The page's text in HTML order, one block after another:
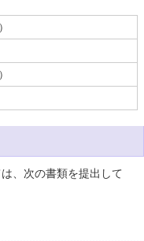
、次の書類を提出して